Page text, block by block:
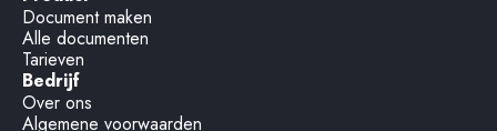
Document maken
Alle documenten
Tarieven
Bedrijf
Over ons
Algemene voorwaarden